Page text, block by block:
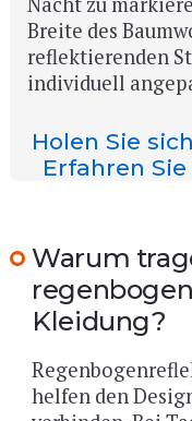
Breite des
reflektierenden
individuell
Holen Sie
Erfahren
Warum
Kleidung?
helfen den